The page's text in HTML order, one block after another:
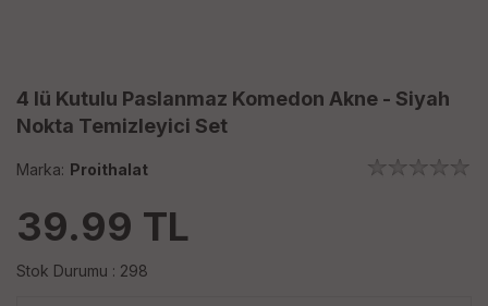
4 lü Kutulu Paslanmaz Komedon Akne - Siyah
Nokta Temizleyici Set
Marka: Proithalat
39.99 TL
Stok Durumu : 298